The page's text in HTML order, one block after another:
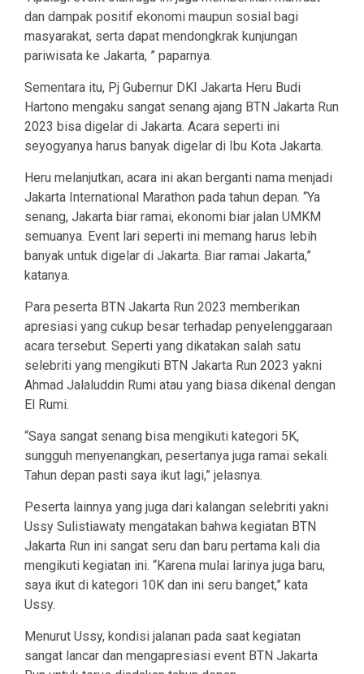
dan dampak positif ekonomi maupun sosial bagi
masyarakat, serta dapat mendongkrak kunjungan
pariwisata ke Jakarta, ” paparnya.
Sementara itu, Pj Gubernur DKI Jakarta Heru Budi
Hartono mengaku sangat senang ajang BTN Jakarta Run
2023 bisa digelar di Jakarta. Acara seperti ini
seyogyanya harus banyak digelar di Ibu Kota Jakarta.
Heru melanjutkan, acara ini akan berganti nama menjadi
Jakarta International Marathon pada tahun depan. “Ya
senang, Jakarta biar ramai, ekonomi biar jalan UMKM
semuanya. Event lari seperti ini memang harus lebih
banyak untuk digelar di Jakarta. Biar ramai Jakarta,”
katanya.
Para peserta BTN Jakarta Run 2023 memberikan
apresiasi yang cukup besar terhadap penyelenggaraan
acara tersebut. Seperti yang dikatakan salah satu
selebriti yang mengikuti BTN Jakarta Run 2023 yakni
Ahmad Jalaluddin Rumi atau yang biasa dikenal dengan
El Rumi.
“Saya sangat senang bisa mengikuti kategori 5K,
sungguh menyenangkan, pesertanya juga ramai sekali.
Tahun depan pasti saya ikut lagi,” jelasnya.
Peserta lainnya yang juga dari kalangan selebriti yakni
Ussy Sulistiawaty mengatakan bahwa kegiatan BTN
Jakarta Run ini sangat seru dan baru pertama kali dia
mengikuti kegiatan ini. “Karena mulai larinya juga baru,
saya ikut di kategori 10K dan ini seru banget,” kata
Ussy.
Menurut Ussy, kondisi jalanan pada saat kegiatan
sangat lancar dan mengapresiasi event BTN Jakarta